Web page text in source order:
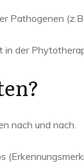
Pathogenen
der
nach und nach.